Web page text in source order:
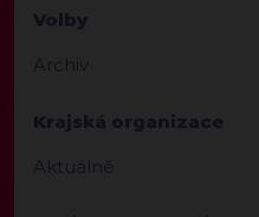
Volby
Archiv
Krajská organizace
Aktuálně